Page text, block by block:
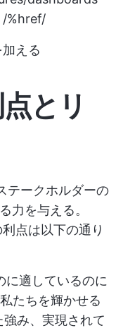
/%href/
える
とリ
テークホルダーの
力を与える。
点は以下の通り
に適しているのに
たちを輝かせる
み、実現されて